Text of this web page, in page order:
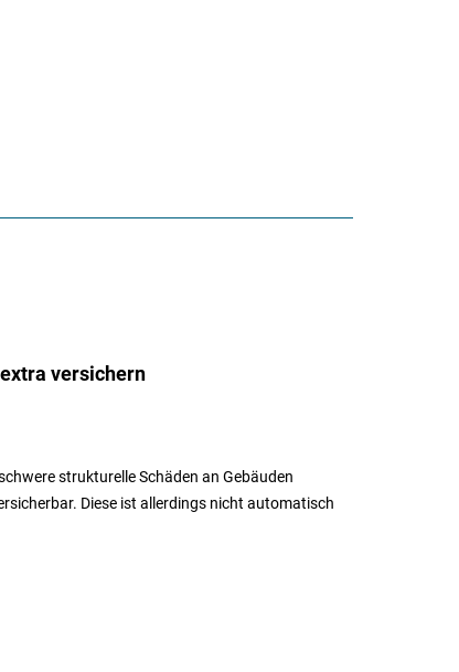
versichern
strukturelle Schäden an Gebäuden
Diese ist allerdings nicht automatisch